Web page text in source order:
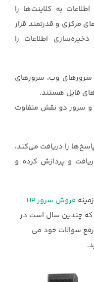
به کلاینت‌ها را
‏مرکزی و قدرتمند قرار
اطلاعات را
وب، سرورهای
فایل هستند.‏
و سرور دو نقش متفاوت
را دریافت می‌کند،
و ‏پردازش کرده و
فروش سرور HP
که چندین سال است در
رفع سوالات خود می